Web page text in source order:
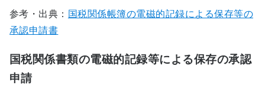
参考・出典： 国税関係帳簿の電磁的記録による保存等の
承認申請書
国税関係書類の電磁的記録等による保存の承認
申請